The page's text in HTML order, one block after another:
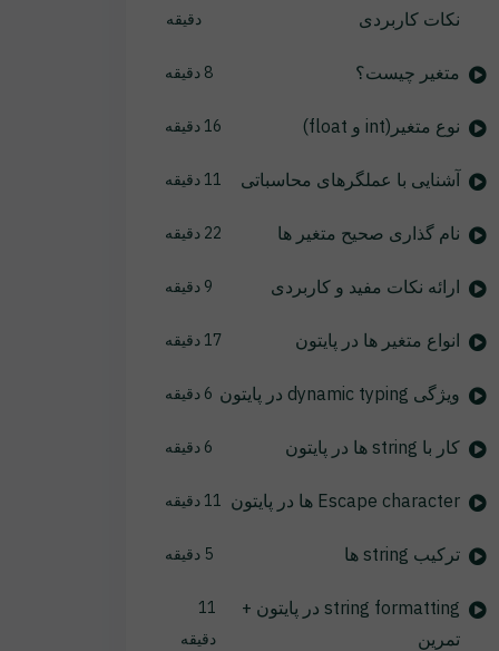
نکات کاربردی
دقیقه
متغیر چیست؟ 8 دقیقه
نوع متغیر(int و float) 16 دقیقه
آشنایی با عملگرهای محاسباتی 11 دقیقه
نام گذاری صحیح متغیر ها 22 دقیقه
ارائه نکات مفید و کاربردی 9 دقیقه
انواع متغیر ها در پایتون 17 دقیقه
ویژگی dynamic typing در پایتون 6 دقیقه
کار با string ها در پایتون 6 دقیقه
Escape character ها در پایتون 11 دقیقه
ترکیب string ها 5 دقیقه
string formatting در پایتون +
تمرین
11
دقیقه